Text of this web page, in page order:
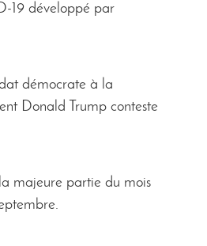
19 développé par
démocrate à la
Donald Trump conteste
majeure partie du mois